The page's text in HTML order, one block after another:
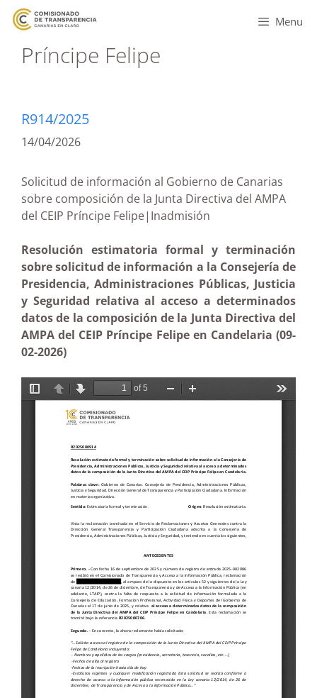
Menu
Príncipe Felipe
R914/2025
14/04/2026
Solicitud de información al Gobierno de Canarias
sobre composición de la Junta Directiva del AMPA
del CEIP Príncipe Felipe|Inadmisión
Resolución estimatoria formal y terminación
sobre solicitud de información a la Consejería de
Presidencia, Administraciones Públicas, Justicia
y Seguridad relativa al acceso a determinados
datos de la composición de la Junta Directiva del
AMPA del CEIP Príncipe Felipe en Candelaria (09-
02-2026)